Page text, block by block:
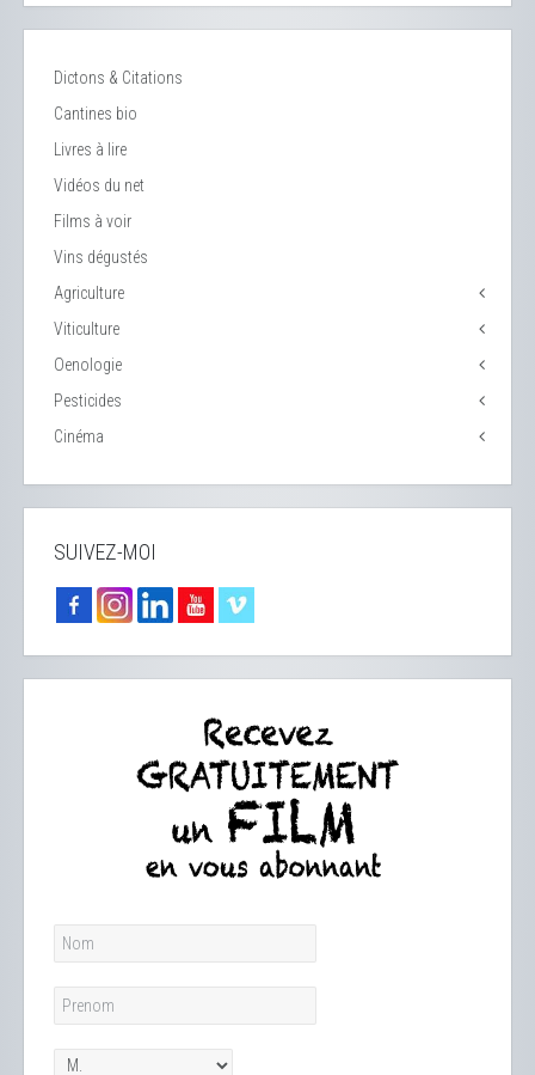
Dictons & Citations
Cantines bio
Livres à lire
Vidéos du net
Films à voir
Vins dégustés
Agriculture
Viticulture
Oenologie
Pesticides
Cinéma
SUIVEZ-MOI